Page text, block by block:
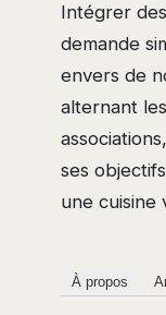
Intégrer
demande
envers de
alternant
ses
une cuisine
À propos